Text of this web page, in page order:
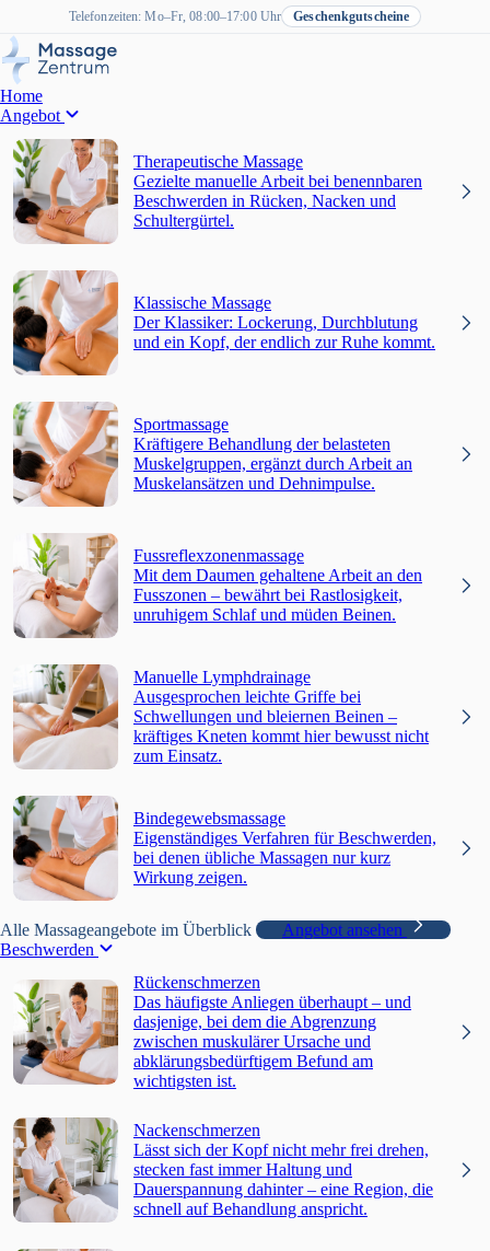
Telefonzeiten: Mo–Fr, 08:00–17:00 Uhr Geschenkgutscheine
Home
Angebot
Therapeutische Massage
Gezielte manuelle Arbeit bei benennbaren
Beschwerden in Rücken, Nacken und
Schultergürtel.
Klassische Massage
Der Klassiker: Lockerung, Durchblutung
und ein Kopf, der endlich zur Ruhe kommt.
Sportmassage
Kräftigere Behandlung der belasteten
Muskelgruppen, ergänzt durch Arbeit an
Muskelansätzen und Dehnimpulse.
Fussreflexzonenmassage
Mit dem Daumen gehaltene Arbeit an den
Fusszonen – bewährt bei Rastlosigkeit,
unruhigem Schlaf und müden Beinen.
Manuelle Lymphdrainage
Ausgesprochen leichte Griffe bei
Schwellungen und bleiernen Beinen –
kräftiges Kneten kommt hier bewusst nicht
zum Einsatz.
Bindegewebsmassage
Eigenständiges Verfahren für Beschwerden,
bei denen übliche Massagen nur kurz
Wirkung zeigen.
Alle Massageangebote im Überblick
Angebot ansehen
Beschwerden
Rückenschmerzen
Das häufigste Anliegen überhaupt – und
dasjenige, bei dem die Abgrenzung
zwischen muskulärer Ursache und
abklärungsbedürftigem Befund am
wichtigsten ist.
Nackenschmerzen
Lässt sich der Kopf nicht mehr frei drehen,
stecken fast immer Haltung und
Dauerspannung dahinter – eine Region, die
schnell auf Behandlung anspricht.